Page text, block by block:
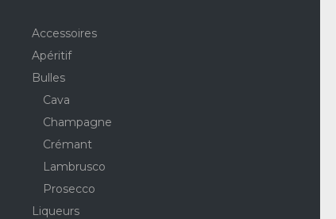
Accessoires
Apéritif
Bulles
Cava
Champagne
Crémant
Lambrusco
Prosecco
Liqueurs